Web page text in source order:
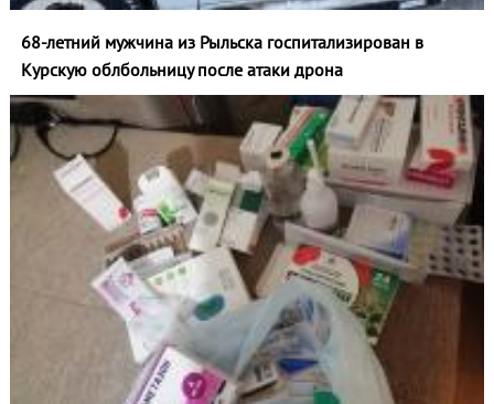
68-летний мужчина из Рыльска госпитализирован в
Курскую облбольницу после атаки дрона